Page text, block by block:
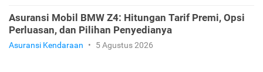
Asuransi Mobil BMW Z4: Hitungan Tarif Premi, Opsi
Perluasan, dan Pilihan Penyedianya
Asuransi Kendaraan • 5 Agustus 2026